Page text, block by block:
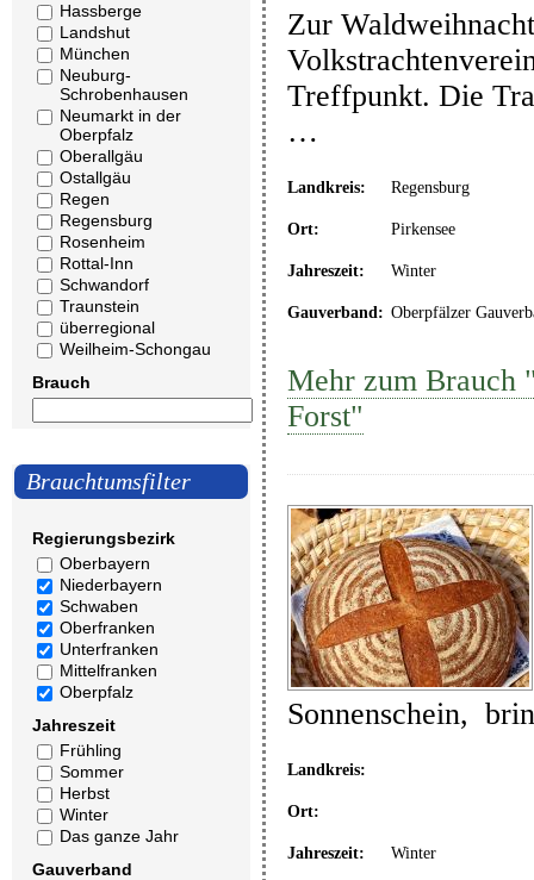
Hassberge
Landshut
München
Neuburg-
Schrobenhausen
Neumarkt in der
Oberpfalz
Oberallgäu
Ostallgäu
Regen
Regensburg
Rosenheim
Rottal-Inn
Schwandorf
Traunstein
überregional
Weilheim-Schongau
Brauch
Brauchtumsfilter
Regierungsbezirk
Oberbayern
Niederbayern
Schwaben
Oberfranken
Unterfranken
Mittelfranken
Oberpfalz
Jahreszeit
Frühling
Sommer
Herbst
Winter
Das ganze Jahr
Gauverband
Zur
Treffpunkt. Die
…
Landkreis: Regensburg
Ort: Pirkensee
Jahreszeit: Winter
Gauverband: Oberpfälzer
Mehr zum Brauch
Forst"
Sonnenschein,
Landkreis:
Ort:
Jahreszeit: Winter